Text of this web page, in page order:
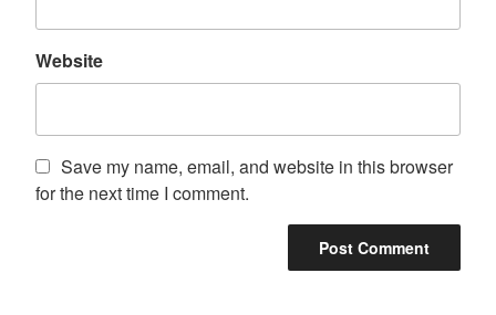
Website
Save my name, email, and website in this browser
for the next time I comment.